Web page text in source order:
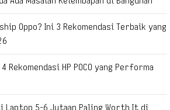
Oppo? Ini 3 Rekomendasi Terbaik yang
Rekomendasi HP POCO yang Performa
Laptop 5-6 Jutaan Paling Worth It di